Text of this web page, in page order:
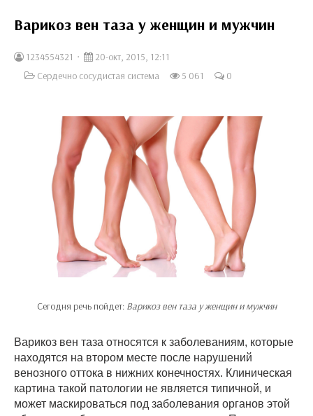
Варикоз вен таза у женщин и мужчин
1234554321
20-окт, 2015, 12:11
Сердечно сосудистая система
5 061 0
Сегодня речь пойдет: Варикоз вен таза у женщин и мужчин
Варикоз вен таза относятся к заболеваниям, которые
находятся на втором месте после нарушений
венозного оттока в нижних конечностях. Клиническая
картина такой патологии не является типичной, и
может маскироваться под заболевания органов этой